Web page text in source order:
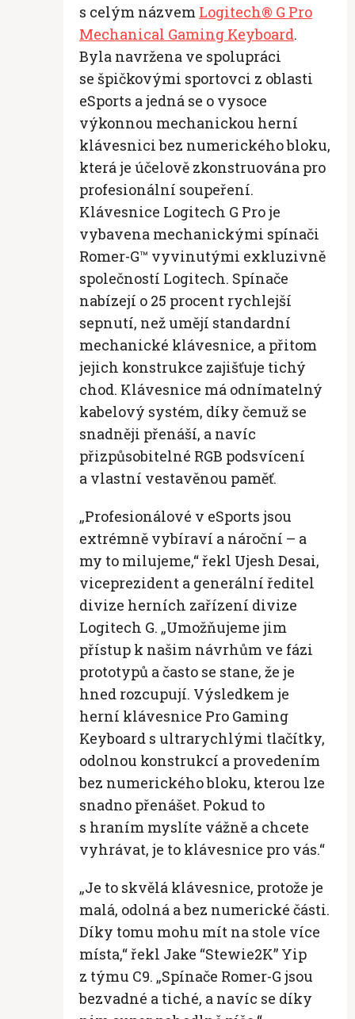
s celým názvem Logitech® G Pro
Mechanical Gaming Keyboard.
Byla navržena ve spolupráci
se špičkovými sportovci z oblasti
eSports a jedná se o vysoce
výkonnou mechanickou herní
klávesnici bez numerického bloku,
která je účelově zkonstruována pro
profesionální soupeření.
Klávesnice Logitech G Pro je
vybavena mechanickými spínači
Romer-G™ vyvinutými exkluzivně
společností Logitech. Spínače
nabízejí o 25 procent rychlejší
sepnutí, než umějí standardní
mechanické klávesnice, a přitom
jejich konstrukce zajišťuje tichý
chod. Klávesnice má odnímatelný
kabelový systém, díky čemuž se
snadněji přenáší, a navíc
přizpůsobitelné RGB podsvícení
a vlastní vestavěnou paměť.
„Profesionálové v eSports jsou
extrémně vybíraví a nároční – a
my to milujeme,“ řekl Ujesh Desai,
viceprezident a generální ředitel
divize herních zařízení divize
Logitech G. „Umožňujeme jim
přístup k našim návrhům ve fázi
prototypů a často se stane, že je
hned rozcupují. Výsledkem je
herní klávesnice Pro Gaming
Keyboard s ultrarychlými tlačítky,
odolnou konstrukcí a provedením
bez numerického bloku, kterou lze
snadno přenášet. Pokud to
s hraním myslíte vážně a chcete
vyhrávat, je to klávesnice pro vás.“
„Je to skvělá klávesnice, protože je
malá, odolná a bez numerické části.
Díky tomu mohu mít na stole více
místa,“ řekl Jake “Stewie2K” Yip
z týmu C9. „Spínače Romer-G jsou
bezvadné a tiché, a navíc se díky